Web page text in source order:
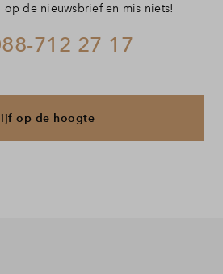
de nieuwsbrief en mis niets!
712 27 17
op de hoogte